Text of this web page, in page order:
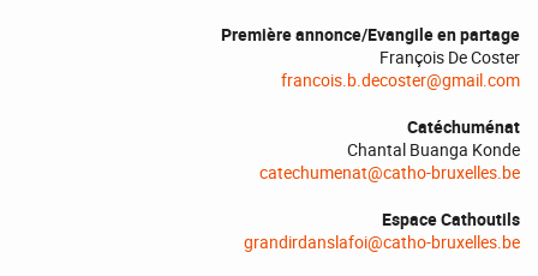
Première annonce/Evangile en partage
François De Coster
francois.b.decoster@gmail.com
Catéchuménat
Chantal Buanga Konde
catechumenat@catho-bruxelles.be
Espace Cathoutils
grandirdanslafoi@catho-bruxelles.be